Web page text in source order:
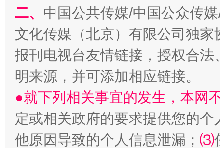
二、 中国公共传媒/中国公众传
文化传媒（北京）有限公司独
报刊电视台友情链接，授权合
明来源，并可添加相应链接。
●就下列相关事宜的发生，本网
定或相关政府的要求提供您的个
他原因导致的个人信息泄漏； ⑶